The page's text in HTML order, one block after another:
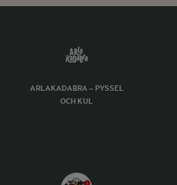
ARLAKADABRA – PYSSEL
OCH KUL